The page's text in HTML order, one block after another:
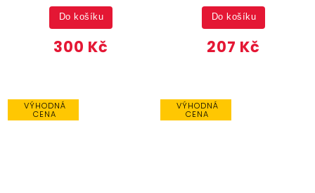
300 Kč
Do košíku
207 Kč
Do košíku
VÝHODNÁ
CENA
VÝHODNÁ
CENA